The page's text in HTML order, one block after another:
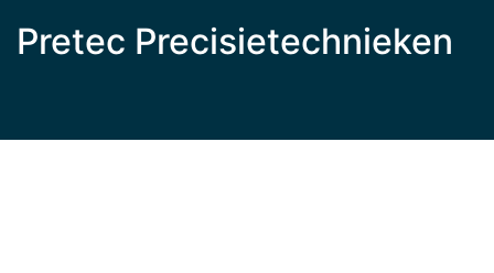
Pretec Precisietechnieken